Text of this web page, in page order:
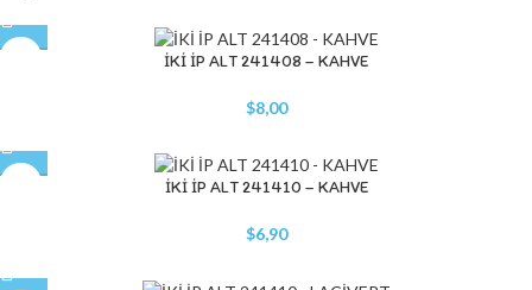
İKİ İP ALT 241408 – KAHVE
$8,00
İKİ İP ALT 241410 – KAHVE
$6,90